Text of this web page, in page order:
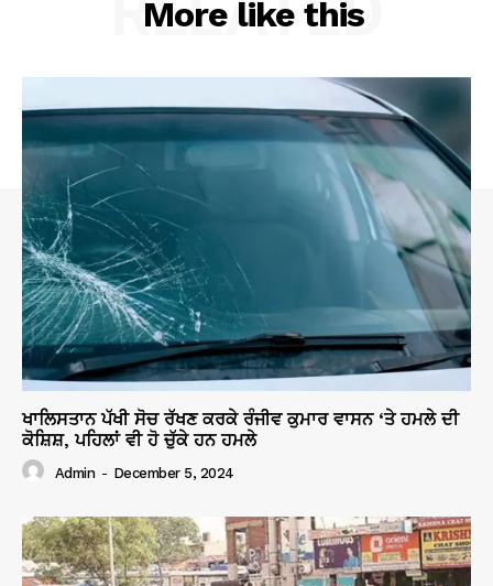
More like this
ਖਾਲਿਸਤਾਨ ਪੱਖੀ ਸੋਚ ਰੱਖਣ ਕਰਕੇ ਰੰਜੀਵ ਕੁਮਾਰ ਵਾਸਨ ‘ਤੇ ਹਮਲੇ ਦੀ
ਕੋਸ਼ਿਸ਼, ਪਹਿਲਾਂ ਵੀ ਹੋ ਚੁੱਕੇ ਹਨ ਹਮਲੇ
Admin - December 5, 2024